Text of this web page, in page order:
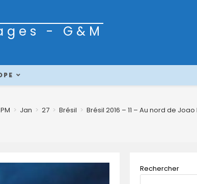
- G&M
PM > Jan > 27 > Brésil > Brésil 2016 – 11 – Au nord de
Rechercher